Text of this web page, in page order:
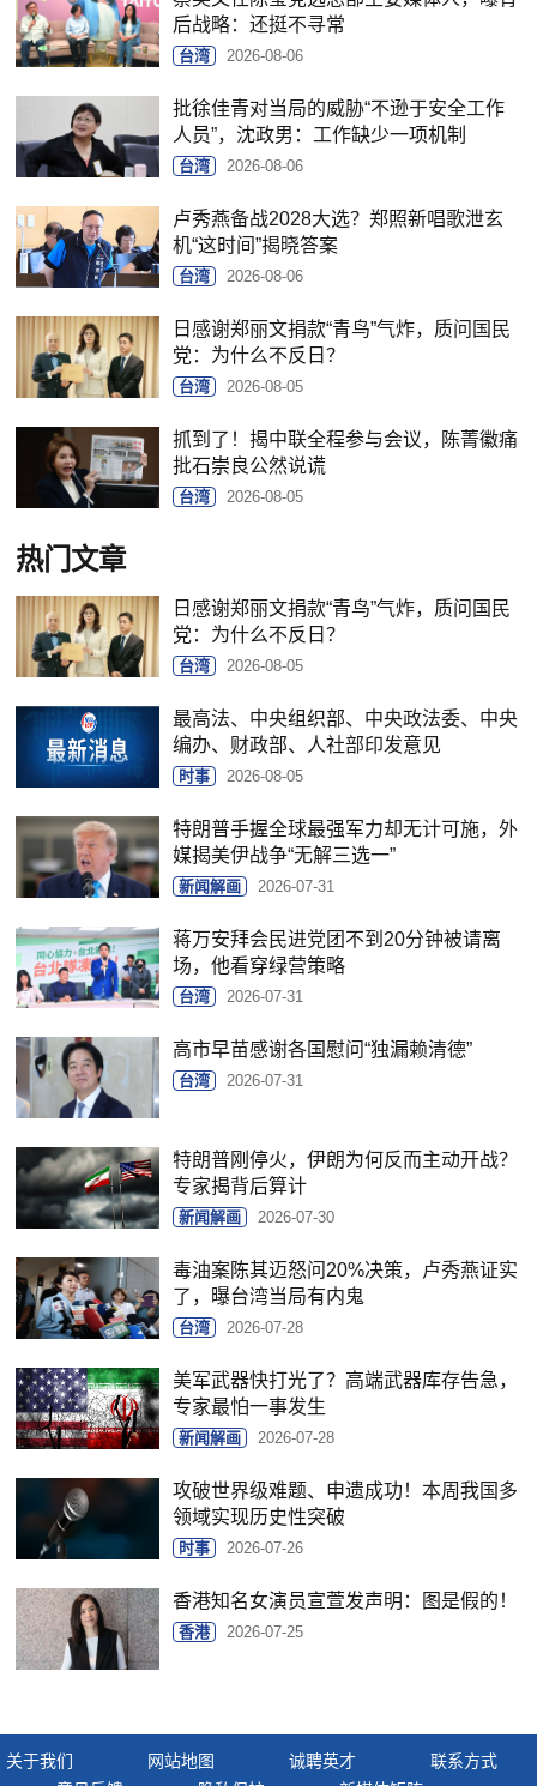
后战略：还挺不寻常
台湾 2026-08-06
批徐佳青对当局的威胁“不逊于安全工作
人员”，沈政男：工作缺少一项机制
台湾 2026-08-06
卢秀燕备战2028大选？郑照新唱歌泄玄
机“这时间”揭晓答案
台湾 2026-08-06
日感谢郑丽文捐款“青鸟”气炸，质问国民
党：为什么不反日？
台湾 2026-08-05
抓到了！揭中联全程参与会议，陈菁徽痛
批石崇良公然说谎
台湾 2026-08-05
热门文章
日感谢郑丽文捐款“青鸟”气炸，质问国民
党：为什么不反日？
台湾 2026-08-05
最高法、中央组织部、中央政法委、中央
编办、财政部、人社部印发意见
时事 2026-08-05
特朗普手握全球最强军力却无计可施，外
媒揭美伊战争“无解三选一”
新闻解画 2026-07-31
蒋万安拜会民进党团不到20分钟被请离
场，他看穿绿营策略
台湾 2026-07-31
高市早苗感谢各国慰问“独漏赖清德”
台湾 2026-07-31
特朗普刚停火，伊朗为何反而主动开战？
专家揭背后算计
新闻解画 2026-07-30
毒油案陈其迈怒问20%决策，卢秀燕证实
了，曝台湾当局有内鬼
台湾 2026-07-28
美军武器快打光了？高端武器库存告急，
专家最怕一事发生
新闻解画 2026-07-28
攻破世界级难题、申遗成功！本周我国多
领域实现历史性突破
时事 2026-07-26
香港知名女演员宣萱发声明：图是假的！
香港 2026-07-25
关于我们 网站地图 诚聘英才
联系方式